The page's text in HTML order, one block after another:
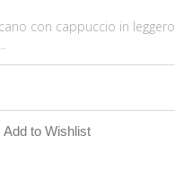
con cappuccio in leggero
Add to Wishlist